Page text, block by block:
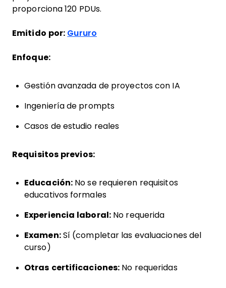
proporciona 120 PDUs.
Emitido por: Gururo
Enfoque:
Gestión avanzada de proyectos con IA
Ingeniería de prompts
Casos de estudio reales
Requisitos previos:
Educación: No se requieren requisitos
educativos formales
Experiencia laboral: No requerida
Examen:Sí (completar las evaluaciones del
curso)
Otras certificaciones: No requeridas